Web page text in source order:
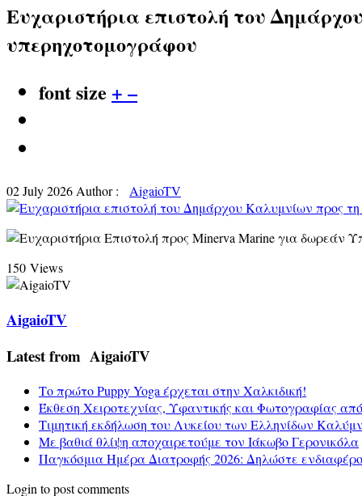
Ευχαριστήρια επιστολή του
υπερηχοτομογράφου
font size + –
02 July 2026 Author : AigaioTV
150 Views
AigaioTV
Latest from AigaioTV
Το πρώτο Puppy Yoga έρχεται στην Χαλκιδική!
Έκθεση Χειροτεχνίας, Υφαντικής και Φωτογραφίας
Τιμητική εκδήλωση του Λυκείου των Ελληνίδων
Με βαθιά θλίψη αποχαιρετούμε τον Ιάκωβο Γερονικόλα
Παγκόσμια Ημέρα Διατροφής 2026: Δηλώστε
Login to post comments